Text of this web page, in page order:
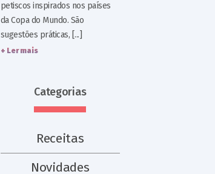
petiscos inspirados nos países
da Copa do Mundo. São
sugestões práticas, [...]
+ Ler mais
Categorias
Receitas
Novidades